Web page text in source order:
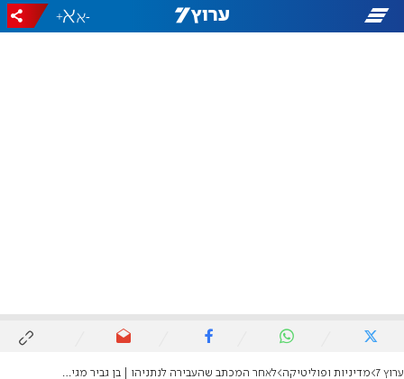
-
+
ערוץ 7 מדיניות ופוליטיקה לאחר המכתב שהעבירה לנתניהו | בן גביר מגיב ליועמ"שית: "עבריינית"